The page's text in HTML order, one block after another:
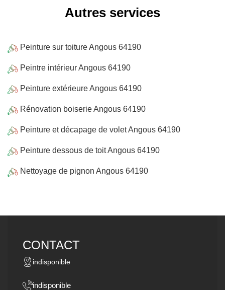
Autres services
Peinture sur toiture Angous 64190
Peintre intérieur Angous 64190
Peinture extérieure Angous 64190
Rénovation boiserie Angous 64190
Peinture et décapage de volet Angous 64190
Peinture dessous de toit Angous 64190
Nettoyage de pignon Angous 64190
CONTACT
indisponible
indisponible